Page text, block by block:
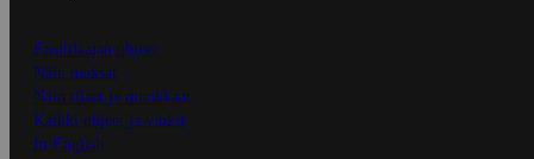
Ensitilaajan ohjeet
Näin maksat
Näin tilaat ja muokkaat
Kaikki ohjeet ja vinkit
In English